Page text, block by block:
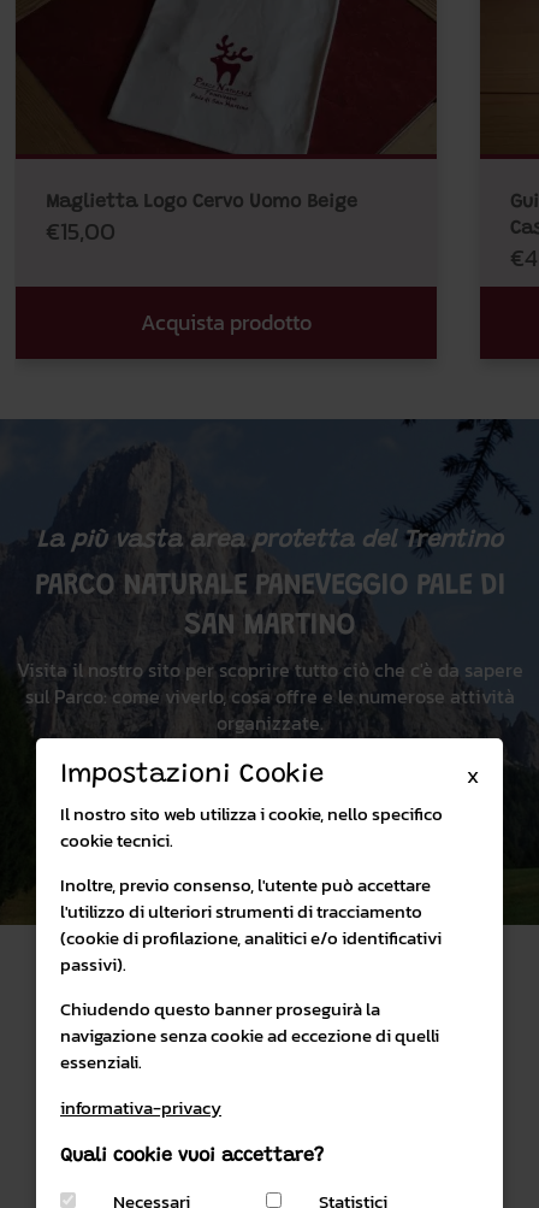
Maglietta Logo Cervo Uomo Beige
€15,00
Acquista prodotto
La più vasta area protetta del Trentino
PARCO NATURALE PANEVEGGIO PALE DI
SAN MARTINO
Visita il nostro sito per scoprire tutto ciò che c'è da sapere
sul Parco: come viverlo, cosa offre e le numerose attività
organizzate.
Visita il sito
PRIVACY & COOKIES POLICY CONDIZIONI DI VENDITA
X
Impostazioni Cookie
Il nostro sito web utilizza i cookie, nello specifico
cookie tecnici.
Inoltre, previo consenso, l'utente può accettare
l'utilizzo di ulteriori strumenti di tracciamento
(cookie di profilazione, analitici e/o identificativi
passivi).
Chiudendo questo banner proseguirà la
navigazione senza cookie ad eccezione di quelli
essenziali.
informativa-privacy
Quali cookie vuoi accettare?
Necessari Statistici